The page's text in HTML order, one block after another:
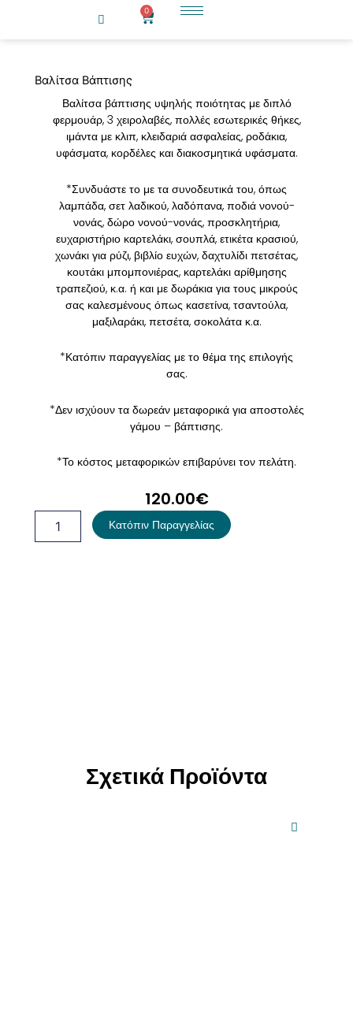
0
Cart
Βαλίτσα Βάπτισης
Βαλίτσα βάπτισης υψηλής ποιότητας με διπλό
φερμουάρ, 3 χειρολαβές, πολλές εσωτερικές θήκες,
ιμάντα με κλιπ, κλειδαριά ασφαλείας, ροδάκια,
υφάσματα, κορδέλες και διακοσμητικά υφάσματα.
*Συνδυάστε το με τα συνοδευτικά του, όπως
λαμπάδα, σετ λαδικού, λαδόπανα, ποδιά νονού-
νονάς, δώρο νονού-νονάς, προσκλητήρια,
ευχαριστήριο καρτελάκι, σουπλά, ετικέτα κρασιού,
χωνάκι για ρύζι, βιβλίο ευχών, δαχτυλίδι πετσέτας,
κουτάκι μπομπονιέρας, καρτελάκι αρίθμησης
τραπεζιού, κ.α. ή και με δωράκια για τους μικρούς
σας καλεσμένους όπως κασετίνα, τσαντούλα,
μαξιλαράκι, πετσέτα, σοκολάτα κ.α.
*Κατόπιν παραγγελίας με το θέμα της επιλογής
σας.
*Δεν ισχύουν τα δωρεάν μεταφορικά για αποστολές
γάμου – βάπτισης.
*Το κόστος μεταφορικών επιβαρύνει τον πελάτη.
120.00€
Βάπτισης
Κατόπιν Παραγγελίας
Σχετικά Προϊόντα